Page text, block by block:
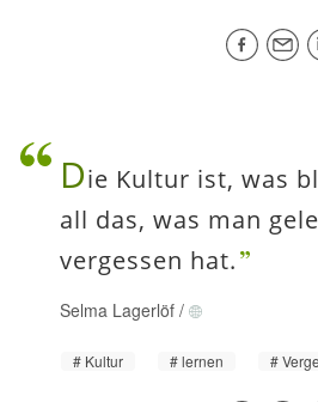
Die Kultur ist, was
all das, was man
vergessen hat.
Selma Lagerlöf /
Kultur lernen